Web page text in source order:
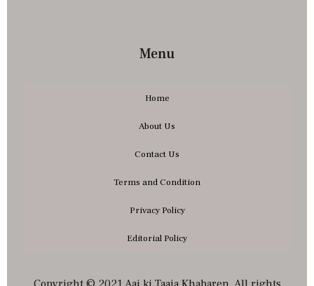
Menu
Home
About Us
Contact Us
Terms and Condition
Privacy Policy
Editorial Policy